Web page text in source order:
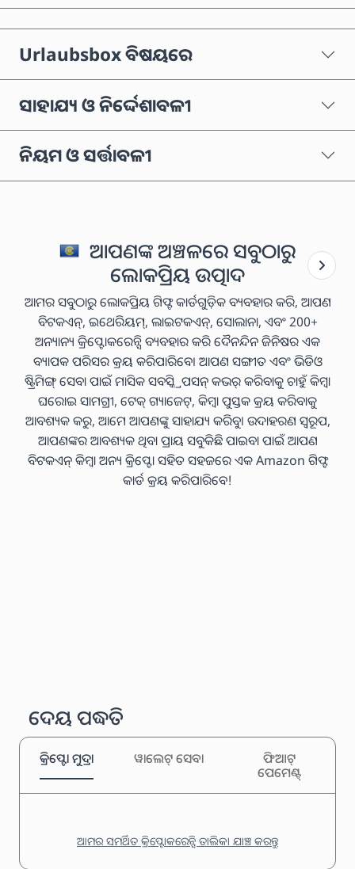
Urlaubsbox ବିଷୟରେ
ସାହାଯ୍ୟ ଓ ନିର୍ଦ୍ଦେଶାବଳୀ
ନିୟମ ଓ ସର୍ତ୍ତାବଳୀ
ଆପଣଙ୍କ ଅଞ୍ଚଳରେ ସବୁଠାରୁ
ଲୋକପ୍ରିୟ ଉତ୍ପାଦ
ଆମର ସବୁଠାରୁ ଲୋକପ୍ରିୟ ଗିଫ୍ଟ କାର୍ଡଗୁଡ଼ିକ ବ୍ୟବହାର କରି, ଆପଣ
ବିଟକଏନ୍, ଇଥେରିୟମ୍, ଲାଇଟକଏନ୍, ସୋଲାନା, ଏବଂ 200+
ଅନ୍ୟାନ୍ୟ କ୍ରିପ୍ଟୋକରେନ୍ସି ବ୍ୟବହାର କରି ଦୈନନ୍ଦିନ ଜିନିଷର ଏକ
ବ୍ୟାପକ ପରିସର କ୍ରୟ କରିପାରିବେ। ଆପଣ ସଙ୍ଗୀତ ଏବଂ ଭିଡିଓ
ଷ୍ଟ୍ରିମିଙ୍ଗ୍ ସେବା ପାଇଁ ମାସିକ ସବସ୍କ୍ରିପସନ୍ କଭର୍ କରିବାକୁ ଚାହୁଁ କିମ୍ବା
ଘରୋଇ ସାମଗ୍ରୀ, ଟେକ୍ ଗ୍ୟାଜେଟ୍, କିମ୍ବା ପୁସ୍ତକ କ୍ରୟ କରିବାକୁ
ଆବଶ୍ୟକ କରୁ, ଆମେ ଆପଣଙ୍କୁ ସାହାଯ୍ୟ କରିବୁ। ଉଦାହରଣ ସ୍ୱରୂପ,
ଆପଣଙ୍କର ଆବଶ୍ୟକ ଥିବା ପ୍ରାୟ ସବୁକିଛି ପାଇବା ପାଇଁ ଆପଣ
ବିଟକଏନ୍ କିମ୍ବା ଅନ୍ୟ କ୍ରିପ୍ଟୋ ସହିତ ସହଜରେ ଏକ Amazon ଗିଫ୍ଟ
କାର୍ଡ କ୍ରୟ କରିପାରିବେ!
ଦେୟ ପଦ୍ଧତି
କ୍ରିପ୍ଟୋ ମୁଦ୍ରା ୱାଲେଟ୍ ସେବା
ଫିଆଟ୍
ପେମେଣ୍ଟ୍
ଆମର ସମର୍ଥିତ କ୍ରିପ୍ଟୋକରେନ୍ସି ତାଲିକା ଯାଞ୍ଚ କରନ୍ତୁ